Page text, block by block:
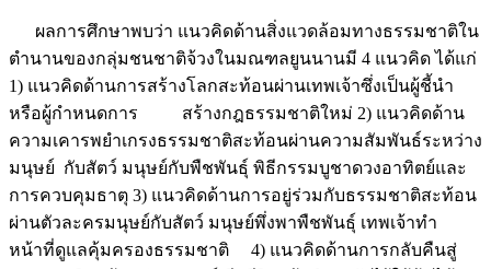
ผลการศึกษาพบว่า แนวคิดด้านสิ่งแวดล้อมทางธรรมชาติใน
ตำนานของกลุ่มชนชาติจ้วงในมณฑลยูนนานมี 4 แนวคิด ได้แก่
1) แนวคิดด้านการสร้างโลกสะท้อนผ่านเทพเจ้าซึ่งเป็นผู้ชี้นำ
หรือผู้กำหนดการ สร้างกฎธรรมชาติใหม่ 2) แนวคิดด้าน
ความเคารพยำเกรงธรรมชาติสะท้อนผ่านความสัมพันธ์ระหว่าง
มนุษย์ กับสัตว์ มนุษย์กับพืชพันธุ์ พิธีกรรมบูชาดวงอาทิตย์และ
การควบคุมธาตุ 3) แนวคิดด้านการอยู่ร่วมกับธรรมชาติสะท้อน
ผ่านตัวละครมนุษย์กับสัตว์ มนุษย์พึ่งพาพืชพันธุ์ เทพเจ้าทำ
หน้าที่ดูแลคุ้มครองธรรมชาติ 4) แนวคิดด้านการกลับคืนสู่